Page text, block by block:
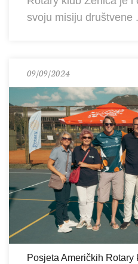
svoju misiju društvene
09/09/2024
Posjeta Američkih Rotary